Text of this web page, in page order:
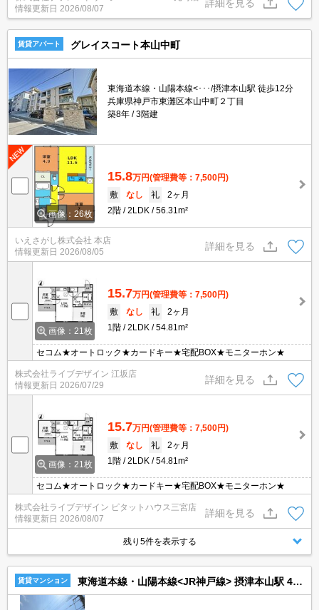
収納できる独立洗面台を採用しています。駐輪場付きの物件です。
情報更新日 2026/08/07
詳細を見る
賃貸アパート グレイスコート本山中町
東海道本線・山陽本線<･･･/摂津本山駅 徒歩12分
兵庫県神戸市東灘区本山中町２丁目
築8年
3階建
画像：26枚
15.8万円(管理費等：7,500円)
敷
なし 礼
2ヶ月
2階
2LDK 56.31m²
いえさがし株式会社 本店
情報更新日 2026/08/05
詳細を見る
画像：21枚
15.7万円(管理費等：7,500円)
敷
なし 礼
2ヶ月
1階
2LDK 54.81m²
セコム★オートロック★カードキー★宅配BOX★モニターホン★
株式会社ライブデザイン 江坂店
情報更新日 2026/07/29
詳細を見る
画像：21枚
15.7万円(管理費等：7,500円)
敷
なし 礼
2ヶ月
1階
2LDK 54.81m²
セコム★オートロック★カードキー★宅配BOX★モニターホン★
株式会社ライブデザイン ピタットハウス三宮店
情報更新日 2026/08/07
詳細を見る
残り5件を表示する
賃貸マンション 東海道本線・山陽本線<JR神戸線> 摂津本山駅 4階建 築39年